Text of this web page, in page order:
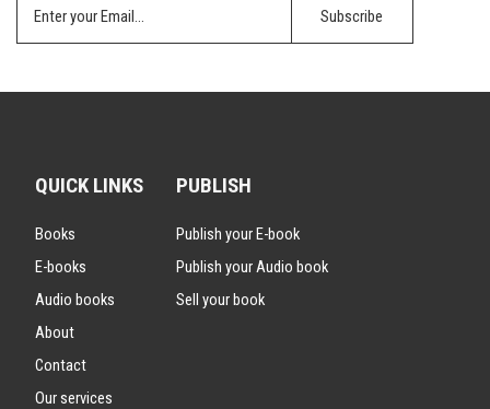
QUICK LINKS
Books
E-books
Audio books
About
Contact
Our services
PUBLISH
Publish your E-book
Publish your Audio book
Sell your book